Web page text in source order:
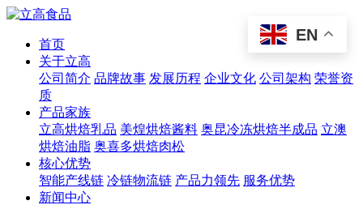
首页
关于立高
公司简介 品牌故事 发展历程 企业文化 公司架构 荣誉资
质
产品家族
立高烘焙乳品 美煌烘焙酱料 奥昆冷冻烘焙半成品 立澳
烘焙油脂 奥喜多烘焙肉松
核心优势
智能产线链 冷链物流链 产品力领先 服务优势
新闻中心
EN